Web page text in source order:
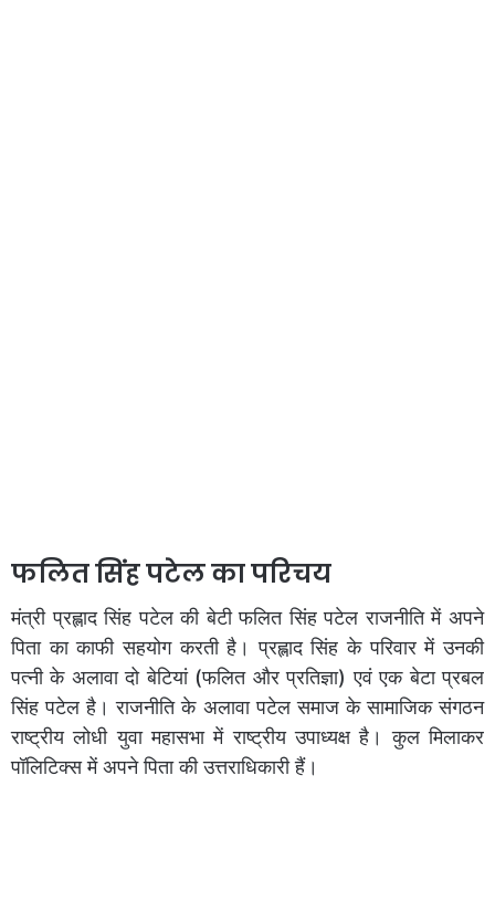
फलित सिंह पटेल का परिचय
मंत्री प्रह्लाद सिंह पटेल की बेटी फलित सिंह पटेल राजनीति में अपने
पिता का काफी सहयोग करती है। प्रह्लाद सिंह के परिवार में उनकी
पत्नी के अलावा दो बेटियां (फलित और प्रतिज्ञा) एवं एक बेटा प्रबल
सिंह पटेल है। राजनीति के अलावा पटेल समाज के सामाजिक संगठन
राष्ट्रीय लोधी युवा महासभा में राष्ट्रीय उपाध्यक्ष है। कुल मिलाकर
पॉलिटिक्स में अपने पिता की उत्तराधिकारी हैं।